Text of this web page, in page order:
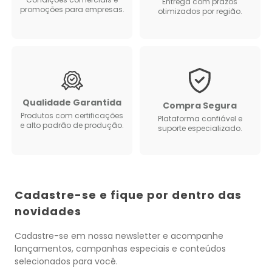
promoções para empresas.
otimizados por região.
Qualidade Garantida
Produtos com certificações
e alto padrão de produção.
Compra Segura
Plataforma confiável e
suporte especializado.
Cadastre-se e fique por dentro das
novidades
Cadastre-se em nossa newsletter e acompanhe
lançamentos, campanhas especiais e conteúdos
selecionados para você.